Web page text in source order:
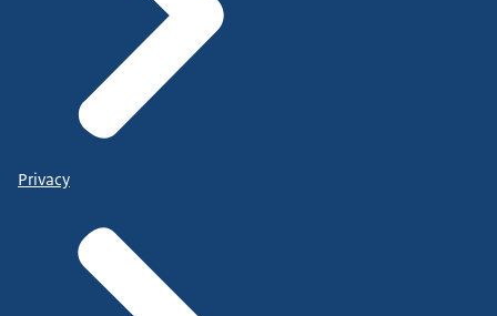
Privacy